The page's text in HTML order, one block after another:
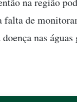
falta de
nas águas